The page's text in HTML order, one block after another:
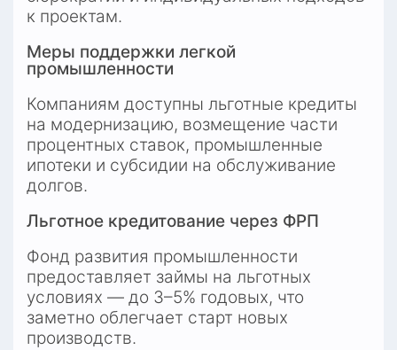
к проектам.
Меры поддержки легкой
промышленности
Компаниям доступны льготные кредиты
на модернизацию, возмещение части
процентных ставок, промышленные
ипотеки и субсидии на обслуживание
долгов.
Льготное кредитование через ФРП
Фонд развития промышленности
предоставляет займы на льготных
условиях — до 3–5% годовых, что
заметно облегчает старт новых
производств.